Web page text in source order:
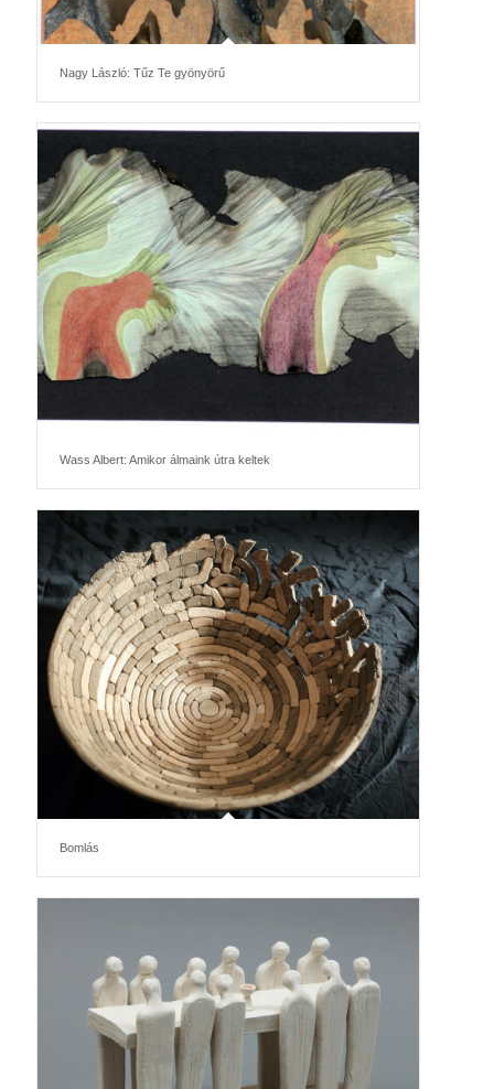
Nagy László: Tűz Te gyönyörű
Wass Albert: Amikor álmaink útra keltek
Bomlás